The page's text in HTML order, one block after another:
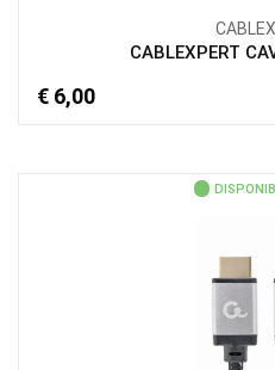
CABLEXPERT
€ 6,00